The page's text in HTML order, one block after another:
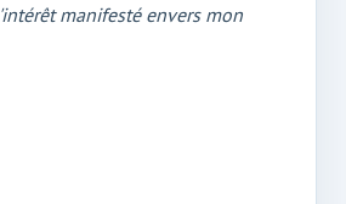
manifesté envers mon